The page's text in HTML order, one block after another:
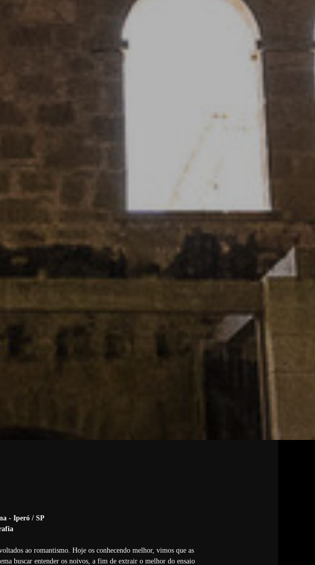
- Iperó / SP
ao romantismo. Hoje os conhecendo melhor, vimos que as
buscar entender os noivos, a fim de extrair o melhor do ensaio